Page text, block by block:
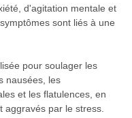
d'agitation mentale et
sont liés à une
pour soulager les
nausées, les
et les flatulences, en
aggravés par le stress.